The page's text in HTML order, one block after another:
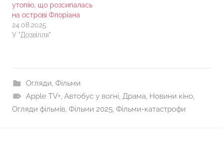
утопію, що розсипалась
на острові Флоріана
24.08.2025
У "Дозвілля"
Огляди, Фільми
Apple TV+, Автобус у вогні, Драма, Новини кіно,
Огляди фільмів, Фільми 2025, Фільми-катастрофи